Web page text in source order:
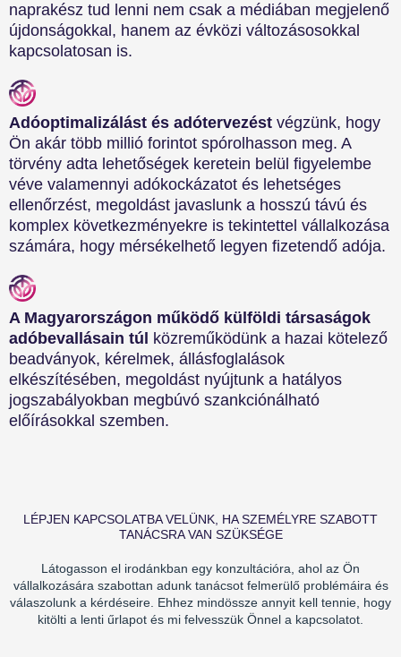
naprakész tud lenni nem csak a médiában megjelenő
újdonságokkal, hanem az évközi változásosokkal
kapcsolatosan is.
Adóoptimalizálást és adótervezést végzünk, hogy
Ön akár több millió forintot spórolhasson meg. A
törvény adta lehetőségek keretein belül figyelembe
véve valamennyi adókockázatot és lehetséges
ellenőrzést, megoldást javaslunk a hosszú távú és
komplex következményekre is tekintettel vállalkozása
számára, hogy mérsékelhető legyen fizetendő adója.
A Magyarországon működő külföldi társaságok
adóbevallásain túl közreműködünk a hazai kötelező
beadványok, kérelmek, állásfoglalások
elkészítésében, megoldást nyújtunk a hatályos
jogszabályokban megbúvó szankciónálható
előírásokkal szemben.
LÉPJEN KAPCSOLATBA VELÜNK, HA SZEMÉLYRE SZABOTT
TANÁCSRA VAN SZÜKSÉGE
Látogasson el irodánkban egy konzultációra, ahol az Ön
vállalkozására szabottan adunk tanácsot felmerülő problémáira és
válaszolunk a kérdéseire. Ehhez mindössze annyit kell tennie, hogy
kitölti a lenti űrlapot és mi felvesszük Önnel a kapcsolatot.